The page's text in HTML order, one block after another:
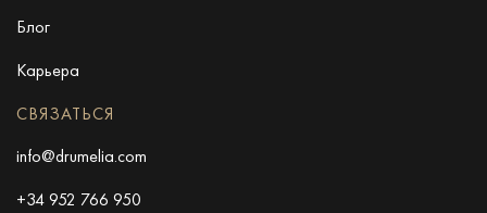
Блог
Карьера
СВЯЗАТЬСЯ
info@drumelia.com
+34 952 766 950